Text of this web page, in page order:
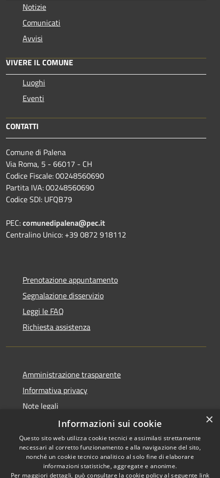
Notizie
Comunicati
Avvisi
VIVERE IL COMUNE
Luoghi
Eventi
CONTATTI
Comune di Palena
Via Roma, 5 - 66017 - CH
Codice Fiscale: 00248560690
Partita IVA: 00248560690
Codice SDI: UFQB79
PEC:comunedipalena@pec.it
Centralino Unico: +39 0872 918112
Prenotazione appuntamento
Segnalazione disservizio
Leggi le FAQ
Richiesta assistenza
Amministrazione trasparente
Informativa privacy
Note legali
Dichiarazione di accessibilità
RSS
Copyright © 2026 • Comune di
×
Informazioni sui cookie
Questo sito web utilizza cookie tecnici e assimilati strettamente
necessari al corretto funzionamento e alla navigazione del sito,
nonché un cookie tecnico analitico al solo fine di elaborare
informazioni statistiche, aggregate e anonime.
Per maggiori dettagli, può consultare la cookie policy al seguente link